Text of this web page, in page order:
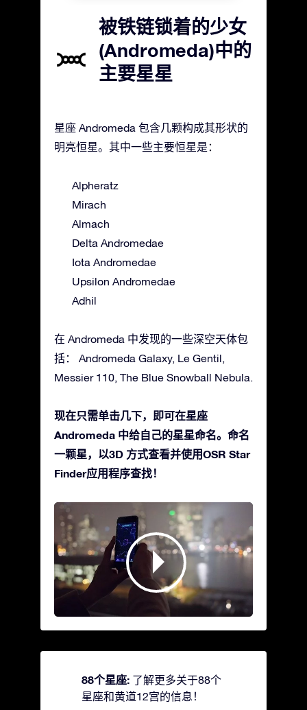
被铁链锁着的少女
(Andromeda)中的
主要星星
星座 Andromeda 包含几颗构成其形状的
明亮恒星。其中一些主要恒星是：
Alpheratz
Mirach
Almach
Delta Andromedae
Iota Andromedae
Upsilon Andromedae
Adhil
在 Andromeda 中发现的一些深空天体包
括： Andromeda Galaxy, Le Gentil,
Messier 110, The Blue Snowball Nebula.
现在只需单击几下，即可在星座
Andromeda 中给自己的星星命名。命名
一颗星，以3D 方式查看并使用OSR Star
Finder应用程序查找！
88个星座: 了解更多关于88个
星座和黄道12宫的信息！